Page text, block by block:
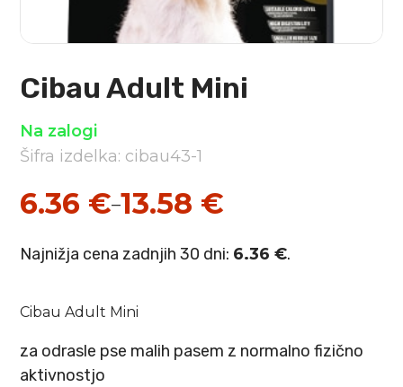
Cibau Adult Mini
Na zalogi
Šifra izdelka: cibau43-1
6.36 €–13.58 €
Cenovni
razpon:
6.36 €
13.58 €
Najnižja cena zadnjih 30 dni: 6.36€.
Cibau Adult Mini
za odrasle pse malih pasem z normalno fizično
aktivnostjo